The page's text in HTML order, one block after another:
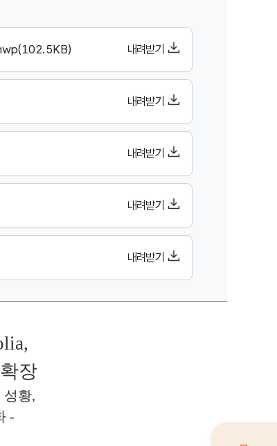
수, 보도시작시간,보도시작일, 첨부파일 정보 제공
내려받기
내려받기
내려받기
내려받기
내려받기
장
성황,
-